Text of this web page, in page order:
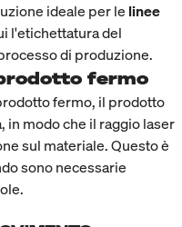
ideale per le linee
l'etichettatura del
di produzione.
fermo
fermo, il prodotto
in modo che il raggio laser
sul materiale. Questo è
sono necessarie